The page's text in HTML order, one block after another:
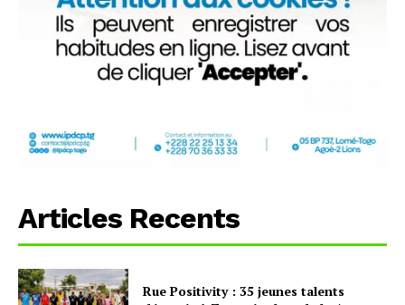
Articles Recents
Rue Positivity : 35 jeunes talents